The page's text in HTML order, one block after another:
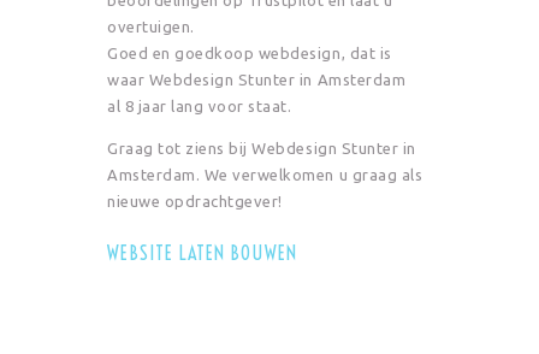
overtuigen.
Goed en goedkoop webdesign, dat is
waar Webdesign Stunter in Amsterdam
al 8 jaar lang voor staat.
Graag tot ziens bij Webdesign Stunter in
Amsterdam. We verwelkomen u graag als
nieuwe opdrachtgever!
WEBSITE LATEN BOUWEN